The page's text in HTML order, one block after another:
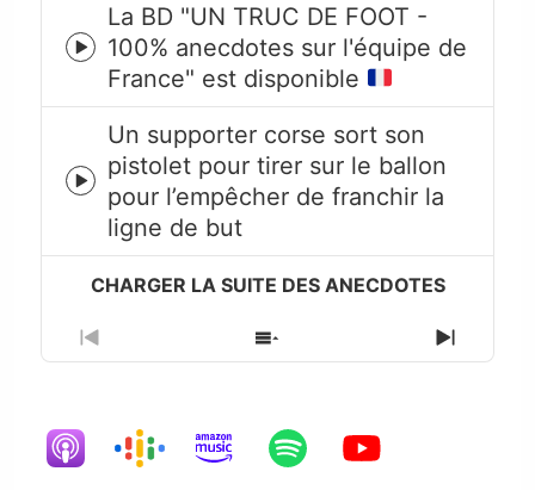
Episode
play
icon
La BD "UN TRUC DE FOOT -
100% anecdotes sur l'équipe de
France" est disponible
Episode
play
icon
Un supporter corse sort son
pistolet pour tirer sur le ballon
pour l’empêcher de franchir la
ligne de but
Previous
Episode
Show
Episodes
Next
Episode